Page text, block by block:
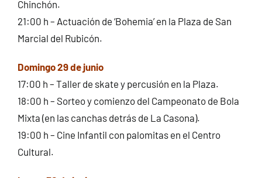
Chinchón.
21:00 h – Actuación de ‘Bohemia’ en la Plaza de San
Marcial del Rubicón.
Domingo 29 de junio
17:00 h – Taller de skate y percusión en la Plaza.
18:00 h – Sorteo y comienzo del Campeonato de Bola
Mixta (en las canchas detrás de La Casona).
19:00 h – Cine Infantil con palomitas en el Centro
Cultural.